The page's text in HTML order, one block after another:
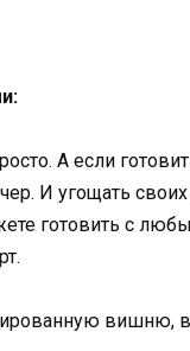
А если
И угощать
готовить с
вишню,